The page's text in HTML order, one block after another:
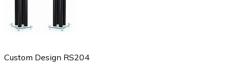
Custom Design RS204